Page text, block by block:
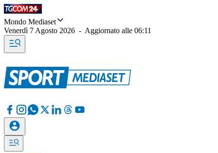
Mondo Mediaset
Venerdì 7 Agosto 2026 - Aggiornato alle 06:11